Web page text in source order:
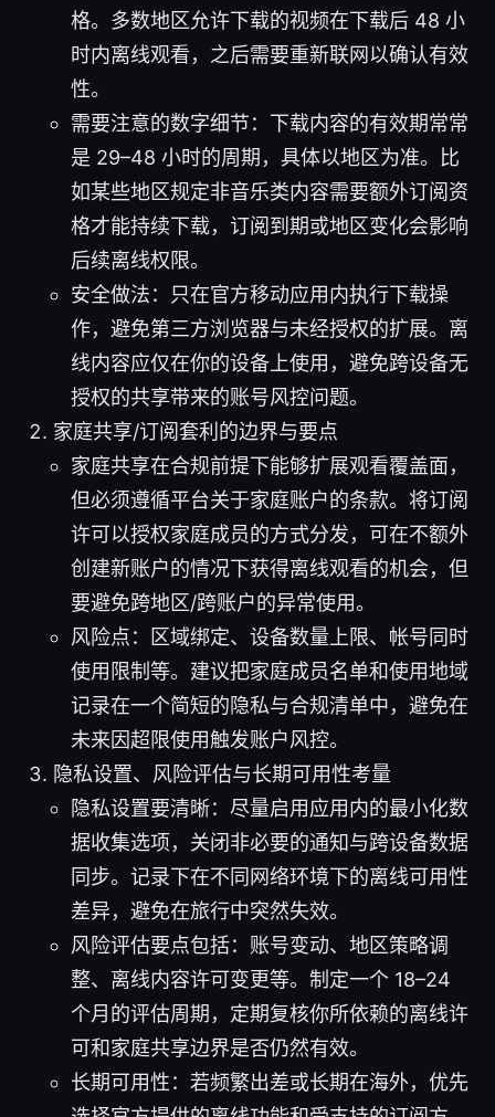
格。多数地区允许下载的视频在下载后 48 小
时内离线观看，之后需要重新联网以确认有效
性。
需要注意的数字细节：下载内容的有效期常常
是 29–48 小时的周期，具体以地区为准。比
如某些地区规定非音乐类内容需要额外订阅资
格才能持续下载，订阅到期或地区变化会影响
后续离线权限。
安全做法：只在官方移动应用内执行下载操
作，避免第三方浏览器与未经授权的扩展。离
线内容应仅在你的设备上使用，避免跨设备无
授权的共享带来的账号风控问题。
家庭共享/订阅套利的边界与要点
家庭共享在合规前提下能够扩展观看覆盖面，
但必须遵循平台关于家庭账户的条款。将订阅
许可以授权家庭成员的方式分发，可在不额外
创建新账户的情况下获得离线观看的机会，但
要避免跨地区/跨账户的异常使用。
风险点：区域绑定、设备数量上限、帐号同时
使用限制等。建议把家庭成员名单和使用地域
记录在一个简短的隐私与合规清单中，避免在
未来因超限使用触发账户风控。
隐私设置、风险评估与长期可用性考量
隐私设置要清晰：尽量启用应用内的最小化数
据收集选项，关闭非必要的通知与跨设备数据
同步。记录下在不同网络环境下的离线可用性
差异，避免在旅行中突然失效。
风险评估要点包括：账号变动、地区策略调
整、离线内容许可变更等。制定一个 18–24
个月的评估周期，定期复核你所依赖的离线许
可和家庭共享边界是否仍然有效。
长期可用性：若频繁出差或长期在海外，优先